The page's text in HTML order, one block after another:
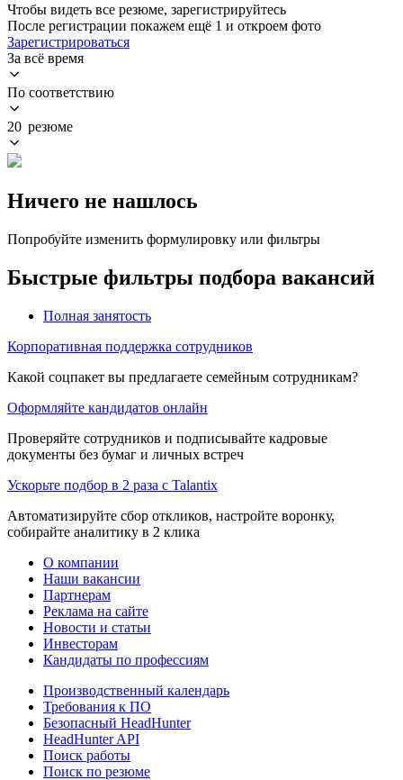
Чтобы видеть все резюме, зарегистрируйтесь
После регистрации покажем ещё 1 и откроем фото
Зарегистрироваться
За всё время
По соответствию
20 резюме
Ничего не нашлось
Попробуйте изменить формулировку или фильтры
Быстрые фильтры подбора вакансий
Полная занятость
Корпоративная поддержка сотрудников
Какой соцпакет вы предлагаете семейным сотрудникам?
Оформляйте кандидатов онлайн
Проверяйте сотрудников и подписывайте кадровые
документы без бумаг и личных встреч
Ускорьте подбор в 2 раза с Talantix
Автоматизируйте сбор откликов, настройте воронку,
собирайте аналитику в 2 клика
О компании
Наши вакансии
Партнерам
Реклама на сайте
Новости и статьи
Инвесторам
Кандидаты по профессиям
Производственный календарь
Требования к ПО
Безопасный HeadHunter
HeadHunter API
Поиск работы
Поиск по резюме